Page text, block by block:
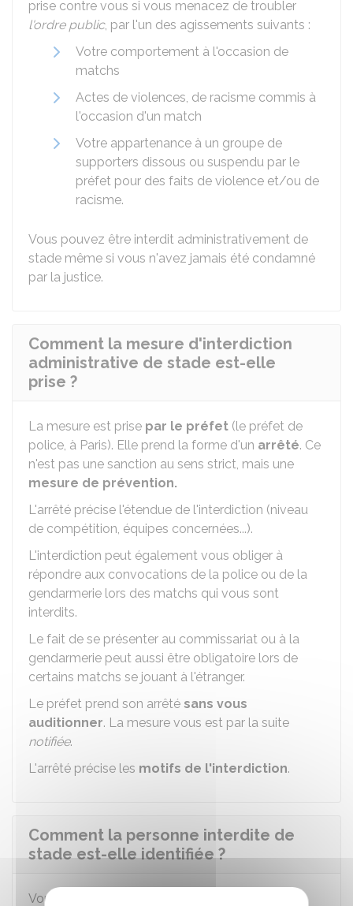
prise contre vous si vous menacez de troubler
l'ordre public, par l'un des agissements suivants :
Votre comportement à l'occasion de
matchs
Actes de violences, de racisme commis à
l'occasion d'un match
Votre appartenance à un groupe de
supporters dissous ou suspendu par le
préfet pour des faits de violence et/ou de
racisme.
Vous pouvez être interdit administrativement de
stade même si vous n'avez jamais été condamné
par la justice.
Comment la mesure d'interdiction
administrative de stade est-elle
prise ?
La mesure est prise par le préfet (le préfet de
police, à Paris). Elle prend la forme d'un arrêté. Ce
n'est pas une sanction au sens strict, mais une
mesure de prévention.
L'arrêté précise l'étendue de l'interdiction (niveau
de compétition, équipes concernées...).
L'interdiction peut également vous obliger à
répondre aux convocations de la police ou de la
gendarmerie lors des matchs qui vous sont
interdits.
Le fait de se présenter au commissariat ou à la
gendarmerie peut aussi être obligatoire lors de
certains matchs se jouant à l'étranger.
Le préfet prend son arrêté sans vous
auditionner. La mesure vous est par la suite
notifiée.
L'arrêté précise les motifs de l'interdiction.
Comment la personne interdite de
stade est-elle identifiée ?
Vous êtes inscrit dans le